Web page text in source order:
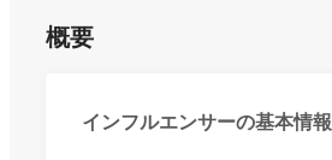
概要
インフルエンサーの基本情報